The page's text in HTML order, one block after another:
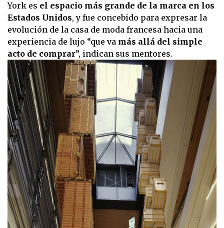
York es el espacio más grande de la marca en los
Estados Unidos, y fue concebido para expresar la
evolución de la casa de moda francesa hacia una
experiencia de lujo “que va más allá del simple
acto de comprar”, indican sus mentores.